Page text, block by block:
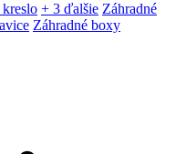
kreslo + 3 ďalšie Záhradné
Záhradné boxy